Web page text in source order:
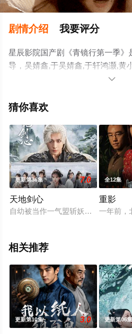
剧情介绍 我要评分
星辰影院国产剧《青镜行第一季》
导，吴婧鑫,于吴婧鑫,于轩鸿灏,黄
于磊等演员精彩演绎的中国大陆电
可移步至豆瓣电视剧、电视猫或剧

猜你喜欢
更新第36集 7.0
天地剑心
自幼被当作一气盟斩妖除魔的终极
全12集
重影
一年前，
相关推荐
更新第10集 3.0 更新第06